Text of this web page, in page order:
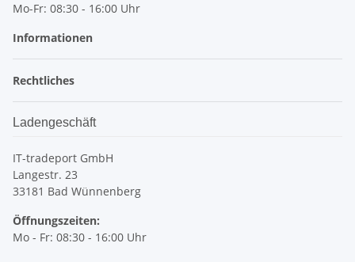
Mo-Fr: 08:30 - 16:00 Uhr
Informationen
Rechtliches
Ladengeschäft
IT-tradeport GmbH
Langestr. 23
33181 Bad Wünnenberg
Öffnungszeiten:
Mo - Fr: 08:30 - 16:00 Uhr